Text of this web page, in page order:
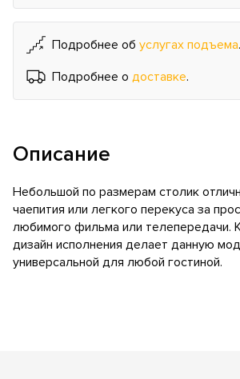
Подробнее об услугах подъема.
Подробнее о доставке.
Описание
Небольшой по размерам столик
чаепития или легкого перекуса за
любимого фильма или телепередачи.
дизайн исполнения делает данную
универсальной для любой гостиной.